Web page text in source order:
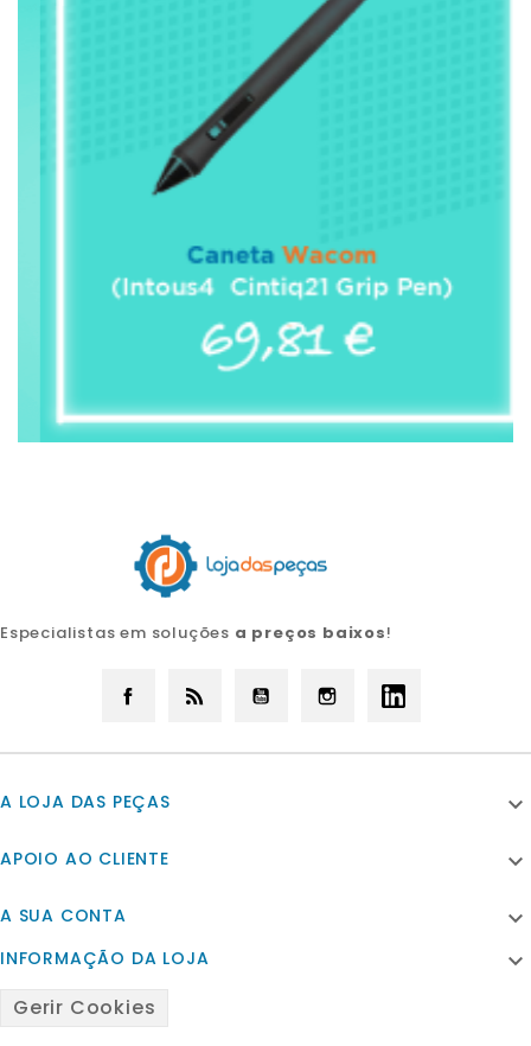
Especialistas em soluções a preços baixos!
Facebook YouTube Instagram
A LOJA DAS PEÇAS 
APOIO AO CLIENTE 
A SUA CONTA 
INFORMAÇÃO DA LOJA 
Gerir Cookies